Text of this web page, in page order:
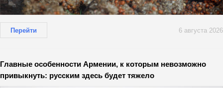
Перейти 6 августа 2026
Главные особенности Армении, к которым невозможно
привыкнуть: русским здесь будет тяжело